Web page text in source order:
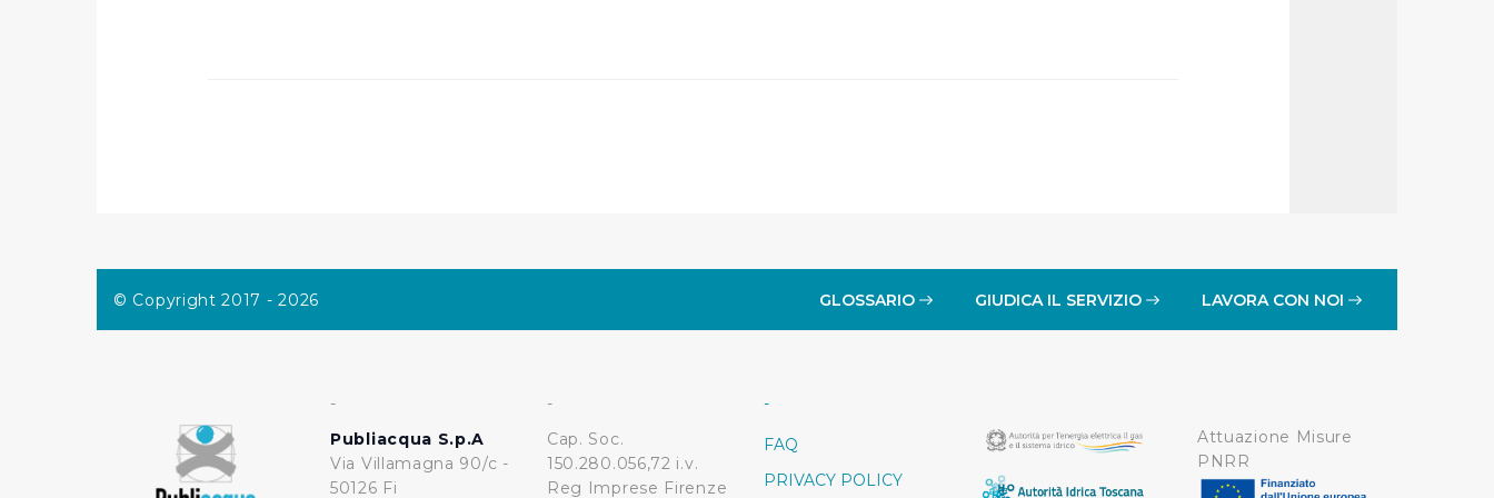
Cliccando su "Rifiuta" o sulla "X" posizionata in alto a destra in questo banner l’Utente rifiuta tutti i cookie con la sola
eccezione dei cookie tecnici. La chiusura del presente banner comporta il permanere delle impostazioni di default e
© Copyright 2017 - 2026 GLOSSARIO GIUDICA IL SERVIZIO LAVORA CON NOI
-
Publiacqua S.p.A
Via Villamagna 90/c -
50126 Fi
-
Cap. Soc.
150.280.056,72 i.v.
Reg Imprese Firenze
-
FAQ
PRIVACY POLICY
Attuazione Misure
PNRR